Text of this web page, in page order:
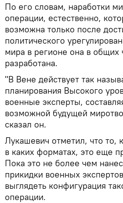
По его словам, наработки
операции, естественно,
возможна только после
политического
мира в регионе она в общих
разработана.
"В Вене действует так
планирования Высокого
военные эксперты,
возможной будущей
сказал он.
Лукашевич отметил, что то,
в каких форматах, это еще
Пока это не более чем
прикидки военных
выглядеть конфигурация
операции.